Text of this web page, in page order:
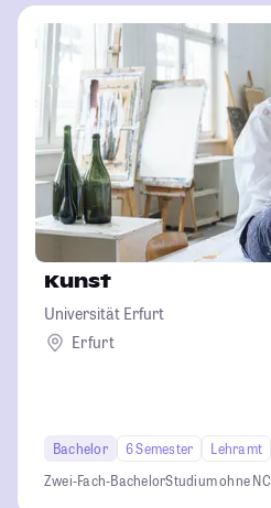
Kunst
Universität Erfurt
Erfurt
Bachelor 6 Semester
Lehramt
Zwei-Fach-BachelorStudium ohne NC